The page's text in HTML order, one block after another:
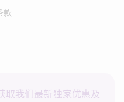
款
取我们最新独家优惠及